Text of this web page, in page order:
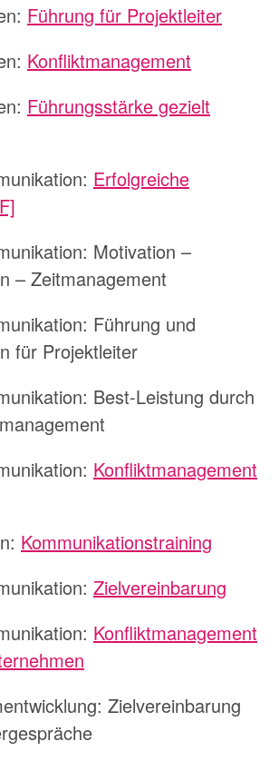
Führung für Projektleiter
Konfliktmanagement
Führungsstärke gezielt
Erfolgreiche
Motivation –
– Zeitmanagement
Führung und
für Projektleiter
Best-Leistung durch
Konfliktmanagement
Kommunikationstraining
Zielvereinbarung
Konfliktmanagement
Zielvereinbarung